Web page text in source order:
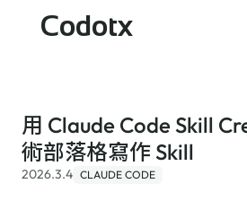
Codotx
用 Claude Code Skill
術部落格寫作 Skill
2026.3.4 CLAUDE CODE